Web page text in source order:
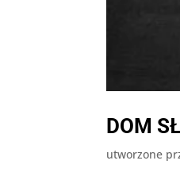
DOM
utworzone